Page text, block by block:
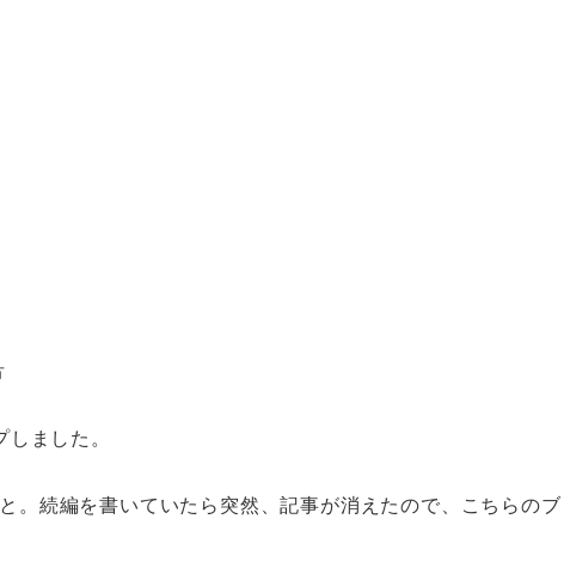
ました。
続編を書いていたら突然、記事が消えたので、こちらの